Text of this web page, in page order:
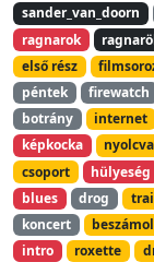
sander_van_doorn
ragnarok
első rész
péntek
firewatch
botrány
internet
képkocka
csoport
hülyeség
blues
drog
koncert
intro
roxette